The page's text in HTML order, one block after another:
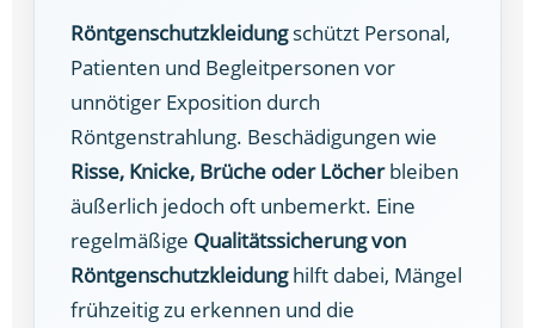
Röntgenschutzkleidungschützt Personal,
Patienten und Begleitpersonen vor
unnötiger Exposition durch
Röntgenstrahlung. Beschädigungen wie
Risse, Knicke, Brüche oder Löcherbleiben
äußerlich jedoch oft unbemerkt. Eine
regelmäßige Qualitätssicherung von
Röntgenschutzkleidunghilft dabei, Mängel
frühzeitig zu erkennen und die